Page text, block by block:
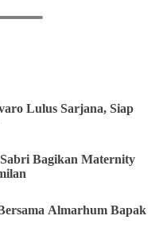
Lulus Sarjana, Siap
Bagikan Maternity
Almarhum Bapak